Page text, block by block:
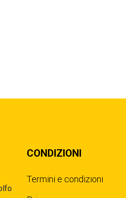
CONDIZIONI
Termini e condizioni